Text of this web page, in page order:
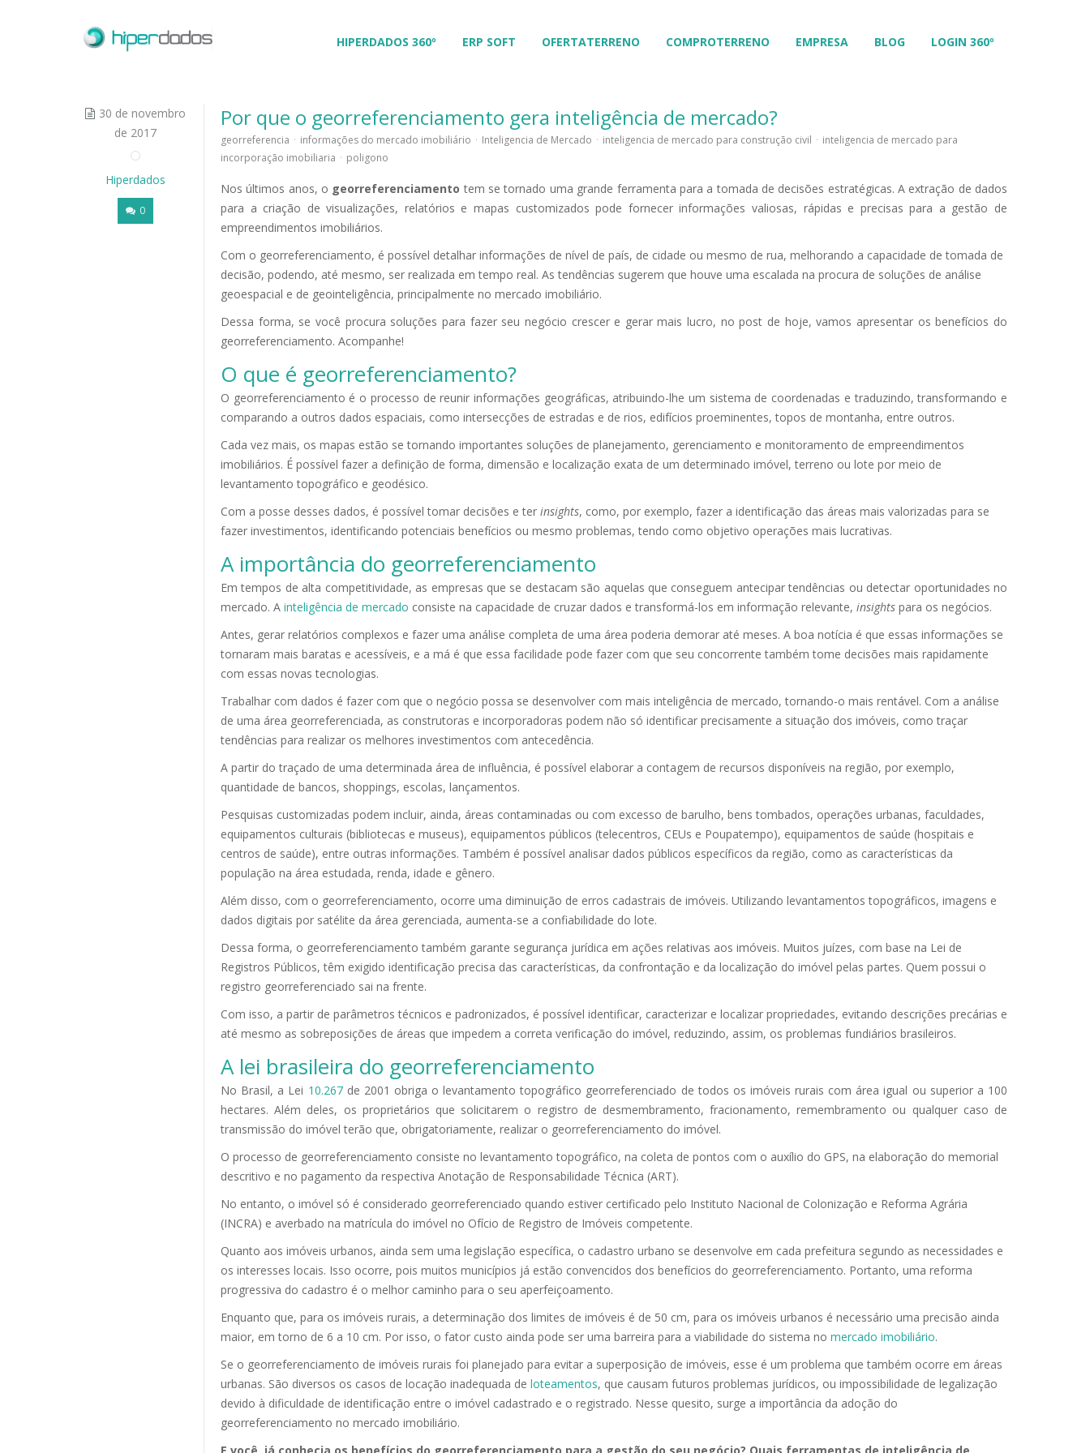
HIPERDADOS 360º ERP SOFT OFERTATERRENO COMPROTERRENO EMPRESA BLOG LOGIN 360º
30 de novembro
de 2017
Hiperdados
0
Por que o georreferenciamento gera inteligência de mercado?
georreferencia · informações do mercado imobiliário · Inteligencia de Mercado · inteligencia de mercado para construção civil · inteligencia de mercado para
incorporação imobiliaria · poligono
Nos últimos anos, o georreferenciamentotem se tornado uma grande ferramenta para a tomada de decisões estratégicas. A extração de dados
para a criação de visualizações, relatórios e mapas customizados pode fornecer informações valiosas, rápidas e precisas para a gestão de
empreendimentos imobiliários.
Com o georreferenciamento, é possível detalhar informações de nível de país, de cidade ou mesmo de rua, melhorando a capacidade de tomada de
decisão, podendo, até mesmo, ser realizada em tempo real. As tendências sugerem que houve uma escalada na procura de soluções de análise
geoespacial e de geointeligência, principalmente no mercado imobiliário.
Dessa forma, se você procura soluções para fazer seu negócio crescer e gerar mais lucro, no post de hoje, vamos apresentar os benefícios do
georreferenciamento. Acompanhe!
O que é georreferenciamento?
O georreferenciamento é o processo de reunir informações geográficas, atribuindo-lhe um sistema de coordenadas e traduzindo, transformando e
comparando a outros dados espaciais, como intersecções de estradas e de rios, edifícios proeminentes, topos de montanha, entre outros.
Cada vez mais, os mapas estão se tornando importantes soluções de planejamento, gerenciamento e monitoramento de empreendimentos
imobiliários. É possível fazer a definição de forma, dimensão e localização exata de um determinado imóvel, terreno ou lote por meio de
levantamento topográfico e geodésico.
Com a posse desses dados, é possível tomar decisões e ter insights, como, por exemplo, fazer a identificação das áreas mais valorizadas para se
fazer investimentos, identificando potenciais benefícios ou mesmo problemas, tendo como objetivo operações mais lucrativas.
A importância do georreferenciamento
Em tempos de alta competitividade, as empresas que se destacam são aquelas que conseguem antecipar tendências ou detectar oportunidades no
mercado. A inteligência de mercado consiste na capacidade de cruzar dados e transformá-los em informação relevante, insights para os negócios.
Antes, gerar relatórios complexos e fazer uma análise completa de uma área poderia demorar até meses. A boa notícia é que essas informações se
tornaram mais baratas e acessíveis, e a má é que essa facilidade pode fazer com que seu concorrente também tome decisões mais rapidamente
com essas novas tecnologias.
Trabalhar com dados é fazer com que o negócio possa se desenvolver com mais inteligência de mercado, tornando-o mais rentável. Com a análise
de uma área georreferenciada, as construtoras e incorporadoras podem não só identificar precisamente a situação dos imóveis, como traçar
tendências para realizar os melhores investimentos com antecedência.
A partir do traçado de uma determinada área de influência, é possível elaborar a contagem de recursos disponíveis na região, por exemplo,
quantidade de bancos, shoppings, escolas, lançamentos.
Pesquisas customizadas podem incluir, ainda, áreas contaminadas ou com excesso de barulho, bens tombados, operações urbanas, faculdades,
equipamentos culturais (bibliotecas e museus), equipamentos públicos (telecentros, CEUs e Poupatempo), equipamentos de saúde (hospitais e
centros de saúde), entre outras informações. Também é possível analisar dados públicos específicos da região, como as características da
população na área estudada, renda, idade e gênero.
Além disso, com o georreferenciamento, ocorre uma diminuição de erros cadastrais de imóveis. Utilizando levantamentos topográficos, imagens e
dados digitais por satélite da área gerenciada, aumenta-se a confiabilidade do lote.
Dessa forma, o georreferenciamento também garante segurança jurídica em ações relativas aos imóveis. Muitos juízes, com base na Lei de
Registros Públicos, têm exigido identificação precisa das características, da confrontação e da localização do imóvel pelas partes. Quem possui o
registro georreferenciado sai na frente.
Com isso, a partir de parâmetros técnicos e padronizados, é possível identificar, caracterizar e localizar propriedades, evitando descrições precárias e
até mesmo as sobreposições de áreas que impedem a correta verificação do imóvel, reduzindo, assim, os problemas fundiários brasileiros.
A lei brasileira do georreferenciamento
No Brasil, a Lei 10.267de 2001 obriga o levantamento topográfico georreferenciado de todos os imóveis rurais com área igual ou superior a 100
hectares. Além deles, os proprietários que solicitarem o registro de desmembramento, fracionamento, remembramento ou qualquer caso de
transmissão do imóvel terão que, obrigatoriamente, realizar o georreferenciamento do imóvel.
O processo de georreferenciamento consiste no levantamento topográfico, na coleta de pontos com o auxílio do GPS, na elaboração do memorial
descritivo e no pagamento da respectiva Anotação de Responsabilidade Técnica (ART).
No entanto, o imóvel só é considerado georreferenciado quando estiver certificado pelo Instituto Nacional de Colonização e Reforma Agrária
(INCRA) e averbado na matrícula do imóvel no Ofício de Registro de Imóveis competente.
Quanto aos imóveis urbanos, ainda sem uma legislação específica, o cadastro urbano se desenvolve em cada prefeitura segundo as necessidades e
os interesses locais. Isso ocorre, pois muitos municípios já estão convencidos dos benefícios do georreferenciamento. Portanto, uma reforma
progressiva do cadastro é o melhor caminho para o seu aperfeiçoamento.
Enquanto que, para os imóveis rurais, a determinação dos limites de imóveis é de 50 cm, para os imóveis urbanos é necessário uma precisão ainda
maior, em torno de 6 a 10 cm. Por isso, o fator custo ainda pode ser uma barreira para a viabilidade do sistema no mercado imobiliário.
Se o georreferenciamento de imóveis rurais foi planejado para evitar a superposição de imóveis, esse é um problema que também ocorre em áreas
urbanas. São diversos os casos de locação inadequada de loteamentos, que causam futuros problemas jurídicos, ou impossibilidade de legalização
devido à dificuldade de identificação entre o imóvel cadastrado e o registrado. Nesse quesito, surge a importância da adoção do
georreferenciamento no mercado imobiliário.